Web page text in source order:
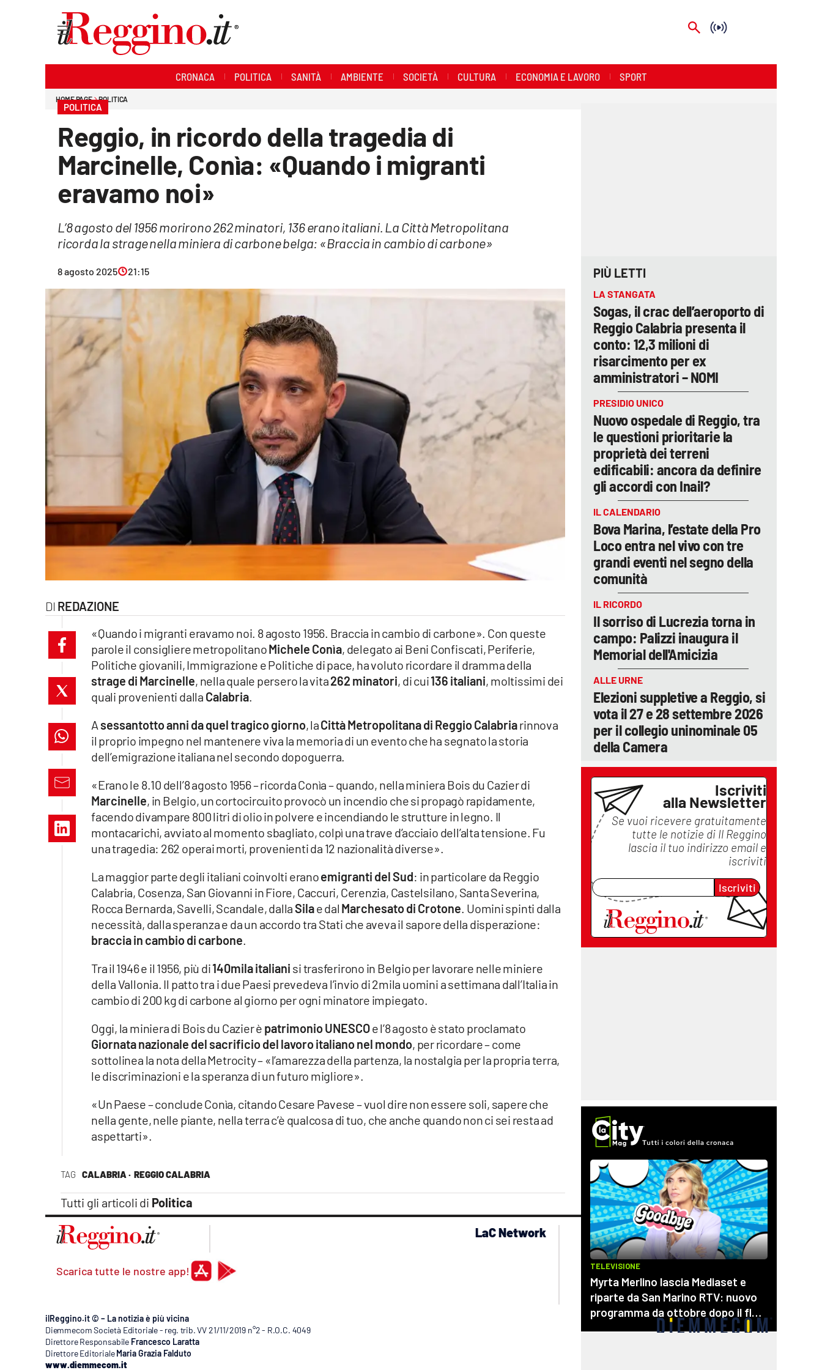
ilvibonese.it
catanzarochannel.it
lacapitalenews.it
Vai
CRONACA POLITICA SANITÀ AMBIENTE SOCIETÀ CULTURA ECONOMIA E LAVORO SPORT
HOME PAGE POLITICA
POLITICA
Reggio, in ricordo della tragedia di
Marcinelle, Conìa: «Quando i migranti
eravamo noi»
L’8 agosto del 1956 morirono 262 minatori, 136 erano italiani. La Città Metropolitana
ricorda la strage nella miniera di carbone belga: «Braccia in cambio di carbone»
8 agosto 2025 21:15
REDAZIONE
TAG CALABRIA · REGGIO CALABRIA
Tutti gli articoli di Politica
«Quando i migranti eravamo noi. 8 agosto 1956. Braccia in cambio di carbone». Con queste
parole il consigliere metropolitanoMichele Conìa, delegato ai Beni Confiscati, Periferie,
Politiche giovanili, Immigrazione e Politiche di pace, ha voluto ricordare il dramma della
strage di Marcinelle, nella quale persero la vita262 minatori, di cui136 italiani, moltissimi dei
quali provenienti dalla Calabria.
A sessantotto anni da quel tragico giorno, laCittà Metropolitana di Reggio Calabriarinnova
il proprio impegno nel mantenere viva la memoria di un evento che ha segnato la storia
dell’emigrazione italiana nel secondo dopoguerra.
«Erano le 8.10 dell’8 agosto 1956 – ricorda Conìa – quando, nella miniera Bois du Cazier di
Marcinelle, in Belgio, un cortocircuito provocò un incendio che si propagò rapidamente,
facendo divampare 800 litri di olio in polvere e incendiando le strutture in legno. Il
montacarichi, avviato al momento sbagliato, colpì una trave d’acciaio dell’alta tensione. Fu
una tragedia: 262 operai morti, provenienti da 12 nazionalità diverse».
La maggior parte degli italiani coinvolti eranoemigranti del Sud: in particolare da Reggio
Calabria, Cosenza, San Giovanni in Fiore, Caccuri, Cerenzia, Castelsilano, Santa Severina,
Rocca Bernarda, Savelli, Scandale, dallaSilae dal Marchesato di Crotone. Uomini spinti dalla
necessità, dalla speranza e da un accordo tra Stati che aveva il sapore della disperazione:
braccia in cambio di carbone.
Tra il 1946 e il 1956, più di140mila italiani si trasferirono in Belgio per lavorare nelle miniere
della Vallonia. Il patto tra i due Paesi prevedeva l’invio di 2mila uomini a settimana dall’Italia in
cambio di 200 kg di carbone al giorno per ogni minatore impiegato.
Oggi, la miniera di Bois du Cazier è patrimonio UNESCOe l’8 agosto è stato proclamato
Giornata nazionale del sacrificio del lavoro italiano nel mondo, per ricordare – come
sottolinea la nota della Metrocity – «l’amarezza della partenza, la nostalgia per la propria terra,
le discriminazioni e la speranza di un futuro migliore».
«Un Paese – conclude Conìa, citando Cesare Pavese – vuol dire non essere soli, sapere che
nella gente, nelle piante, nella terra c’è qualcosa di tuo, che anche quando non ci sei resta ad
aspettarti».
PIÙ LETTI
LA STANGATA
Sogas, il crac dell’aeroporto di
Reggio Calabria presenta il
conto: 12,3 milioni di
risarcimento per ex
amministratori – NOMI
PRESIDIO UNICO
Nuovo ospedale di Reggio, tra
le questioni prioritarie la
proprietà dei terreni
edificabili: ancora da definire
gli accordi con Inail?
IL CALENDARIO
Bova Marina, l’estate della Pro
Loco entra nel vivo con tre
grandi eventi nel segno della
comunità
IL RICORDO
Il sorriso di Lucrezia torna in
campo: Palizzi inaugura il
Memorial dell'Amicizia
ALLE URNE
Elezioni suppletive a Reggio, si
vota il 27 e 28 settembre 2026
per il collegio uninominale 05
della Camera
Iscriviti
alla Newsletter
Se vuoi ricevere gratuitamente
tutte le notizie di Il Reggino
lascia il tuo indirizzo email e
iscriviti
Iscriviti
Scarica tutte le nostre app!
LaC Network
lacplay.it
lactv.it
laconair.it
lacitymag.it
lacapitalenews.it
cosenzachannel.it
catanzarochannel.it
ilReggino.it © – La notizia è più vicina
Diemmecom Società Editoriale - reg. trib. VV 21/11/2019 n°2 - R.O.C. 4049
Direttore Responsabile Francesco Laratta
Direttore Editoriale Maria Grazia Falduto
www.diemmecom.it